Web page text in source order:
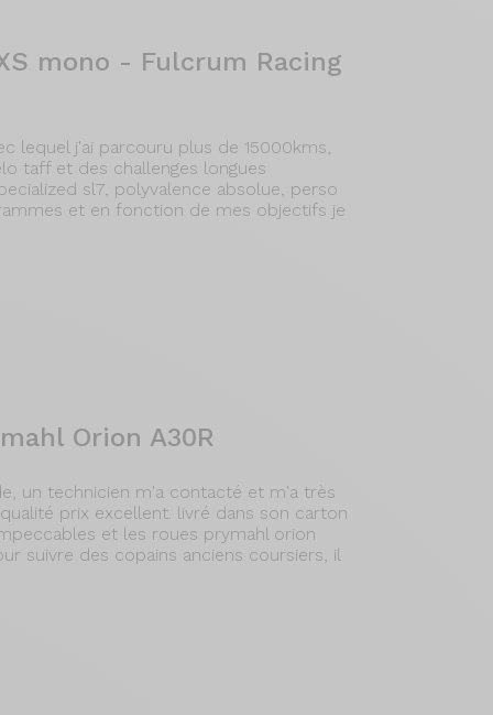
mono - Fulcrum Racing
lequel j'ai parcouru plus de 15000kms,
taff et des challenges longues
sl7, polyvalence absolue, perso
et en fonction de mes objectifs je
Orion A30R
un technicien m'a contacté et m'a très
prix excellent. livré dans son carton
et les roues prymahl orion
suivre des copains anciens coursiers, il